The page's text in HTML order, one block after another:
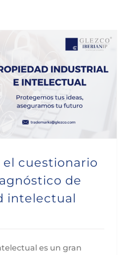
el cuestionario
de
intelectual
es un gran